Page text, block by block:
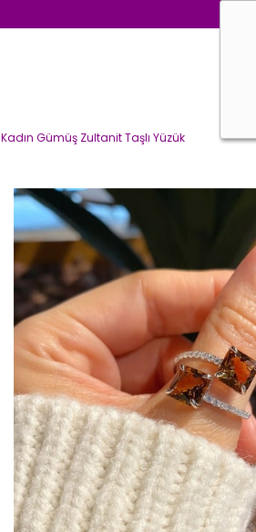
Kadın Gümüş Zultanit Taşlı Yüzük